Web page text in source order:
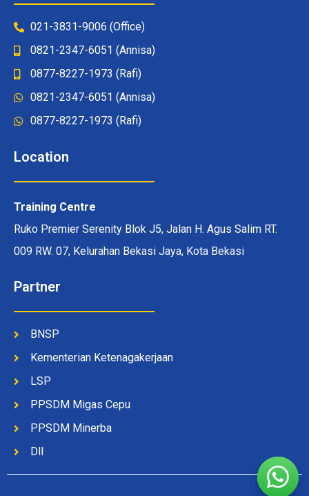
021-3831-9006 (Office)
0821-2347-6051 (Annisa)
0877-8227-1973 (Rafi)
0821-2347-6051 (Annisa)
0877-8227-1973 (Rafi)
Location
Training Centre
Ruko Premier Serenity Blok J5, Jalan H. Agus Salim RT.
009 RW. 07, Kelurahan Bekasi Jaya, Kota Bekasi
Partner
BNSP
Kementerian Ketenagakerjaan
LSP
PPSDM Migas Cepu
PPSDM Minerba
Dll